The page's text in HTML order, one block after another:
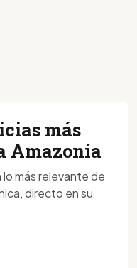
más
Amazonía
más relevante de
directo en su